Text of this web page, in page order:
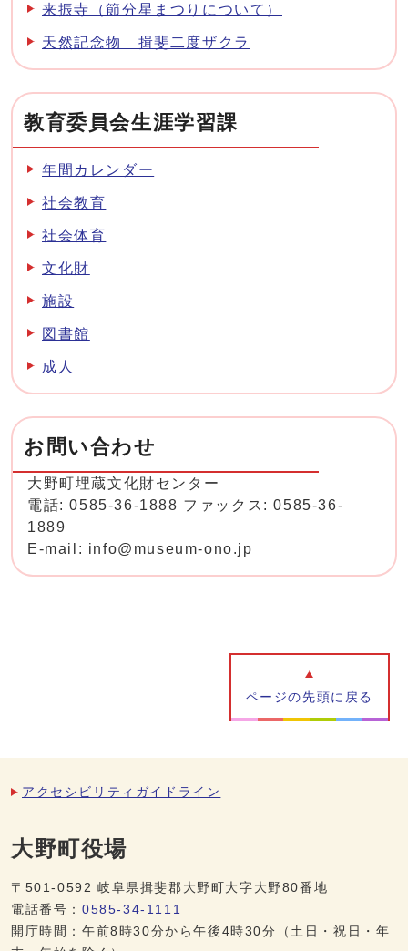
来振寺（節分星まつりについて）
天然記念物 揖斐二度ザクラ
教育委員会生涯学習課
年間カレンダー
社会教育
社会体育
文化財
施設
図書館
成人
お問い合わせ
大野町埋蔵文化財センター
電話: 0585-36-1888 ファックス: 0585-36-
1889
E-mail: info@museum-ono.jp
ページの先頭に戻る
アクセシビリティガイドライン
大野町役場
〒501-0592 岐阜県揖斐郡大野町大字大野80番地
電話番号： 0585-34-1111
開庁時間：午前8時30分から午後4時30分（土日・祝日・年